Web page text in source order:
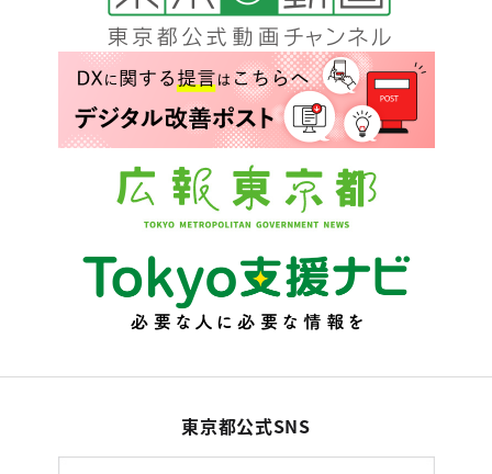
東京都公式SNS